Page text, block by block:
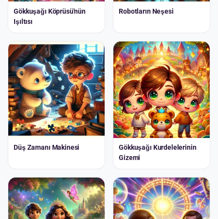
Gökkuşağı Köprüsü'nün
Işıltısı
Robotların Neşesi
Düş Zamanı Makinesi
Gökkuşağı Kurdelelerinin
Gizemi